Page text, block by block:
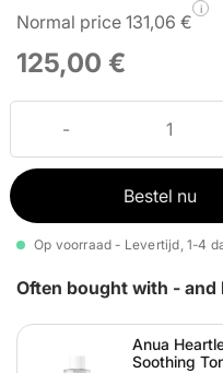
Normal price 131,06 €
i
125,00 €
Bestel nu
Op voorraad - Levertijd, 1-4
Often bought with - and
Anua
Soothing